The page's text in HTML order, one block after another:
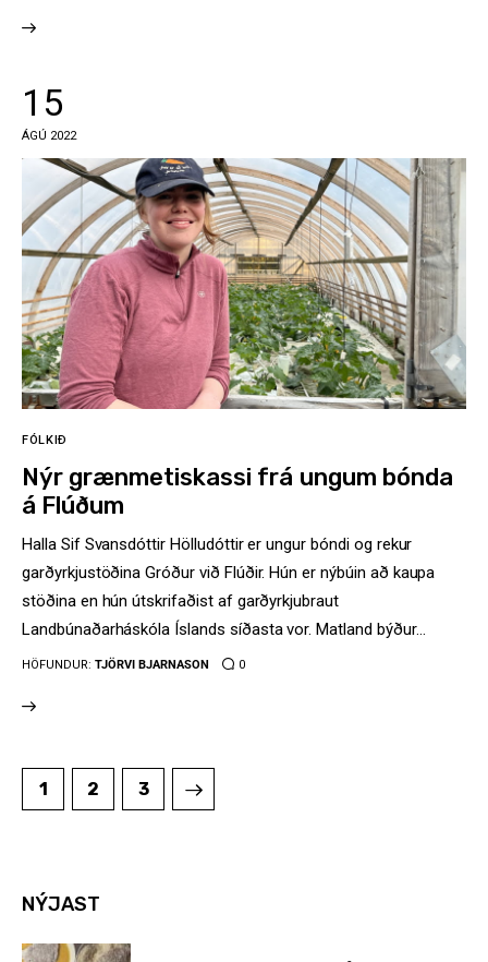
15
ÁGÚ 2022
FÓLKIÐ
Nýr grænmetiskassi frá ungum bónda
á Flúðum
Halla Sif Svansdóttir Hölludóttir er ungur bóndi og rekur
garðyrkjustöðina Gróður við Flúðir. Hún er nýbúin að kaupa
stöðina en hún útskrifaðist af garðyrkjubraut
Landbúnaðarháskóla Íslands síðasta vor. Matland býður…
HÖFUNDUR: TJÖRVI BJARNASON 0
1 2 3
>
NÝJAST